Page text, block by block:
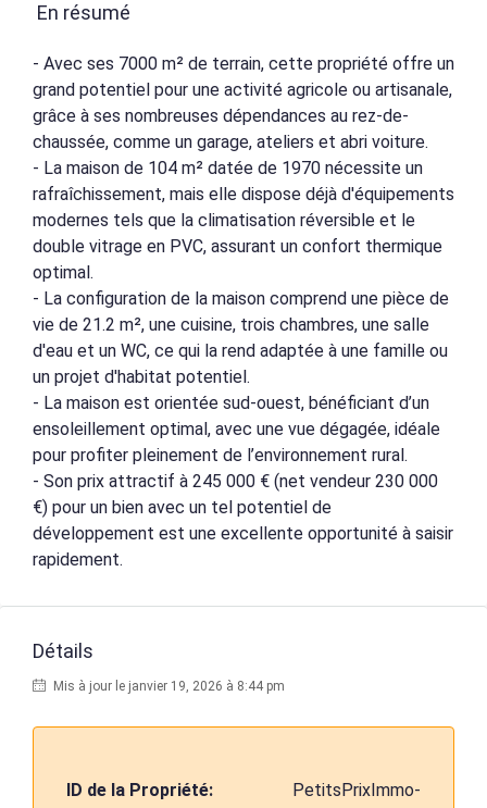
En résumé
- Avec ses 7000 m² de terrain, cette propriété offre un
grand potentiel pour une activité agricole ou artisanale,
grâce à ses nombreuses dépendances au rez-de-
chaussée, comme un garage, ateliers et abri voiture.
- La maison de 104 m² datée de 1970 nécessite un
rafraîchissement, mais elle dispose déjà d'équipements
modernes tels que la climatisation réversible et le
double vitrage en PVC, assurant un confort thermique
optimal.
- La configuration de la maison comprend une pièce de
vie de 21.2 m², une cuisine, trois chambres, une salle
d'eau et un WC, ce qui la rend adaptée à une famille ou
un projet d'habitat potentiel.
- La maison est orientée sud-ouest, bénéficiant d’un
ensoleillement optimal, avec une vue dégagée, idéale
pour profiter pleinement de l’environnement rural.
- Son prix attractif à 245 000 € (net vendeur 230 000
€) pour un bien avec un tel potentiel de
développement est une excellente opportunité à saisir
rapidement.
Détails
Mis à jour le janvier 19, 2026 à 8:44 pm
ID de la Propriété:
PetitsPrixImmo-